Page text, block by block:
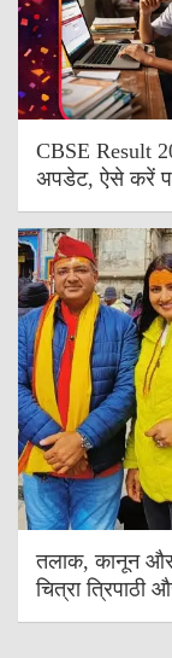
CBSE Result
अपडेट, ऐसे करें
तलाक, कानून और
चित्रा त्रिपाठी